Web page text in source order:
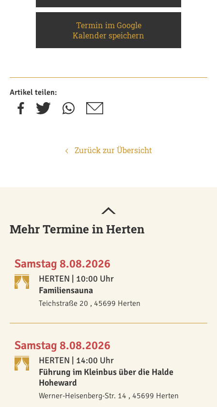
Termin im Google
Kalender speichern
Artikel teilen:
Zurück zur Übersicht
Mehr Termine in Herten
Samstag 8.08.2026
HERTEN | 10:00 Uhr
Familiensauna
Teichstraße 20 , 45699 Herten
Samstag 8.08.2026
HERTEN | 14:00 Uhr
Führung im Kleinbus über die Halde
Hoheward
Werner-Heisenberg-Str. 14 , 45699 Herten